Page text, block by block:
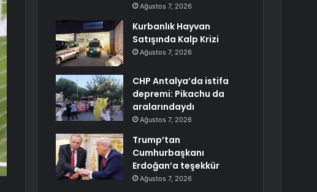
Ağustos 7, 2026
Kurbanlık Hayvan
Satışında Kalp Krizi
Ağustos 7, 2026
CHP Antalya’da istifa
depremi: Pikachu da
aralarındaydı
Ağustos 7, 2026
Trump’tan
Cumhurbaşkanı
Erdoğan’a teşekkür
Ağustos 7, 2026